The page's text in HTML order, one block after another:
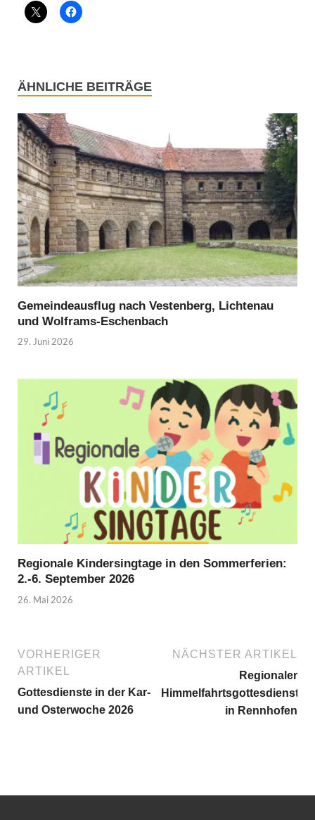
ÄHNLICHE BEITRÄGE
Gemeindeausflug nach Vestenberg, Lichtenau
und Wolframs-Eschenbach
29. Juni 2026
Regionale Kindersingtage in den Sommerferien:
2.-6. September 2026
26. Mai 2026
VORHERIGER
ARTIKEL
Gottesdienste in der Kar-
und Osterwoche 2026
NÄCHSTER ARTIKEL
Regionaler
Himmelfahrtsgottesdienst
in Rennhofen